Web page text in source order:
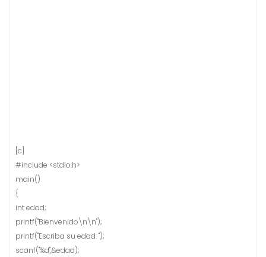
[c]
#include <stdio.h>
main()
{
int edad;
printf("Bienvenido\n\n");
printf("Escriba su edad: ");
scanf("%d",&edad);